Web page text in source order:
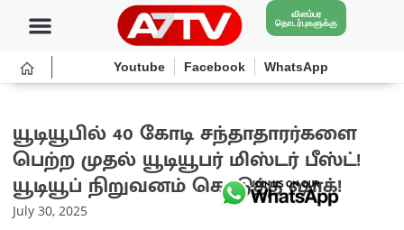
விளம்பர
தொடர்புகளுக்கு
Youtube Facebook WhatsApp
யூடியூபில் 40 கோடி சந்தாதாரர்களை
பெற்ற முதல் யூடியூபர் மிஸ்டர் பீஸ்ட்!
யூடியூப் நிறுவனம் கொடுத்த ஷாக்!
July 30, 2025